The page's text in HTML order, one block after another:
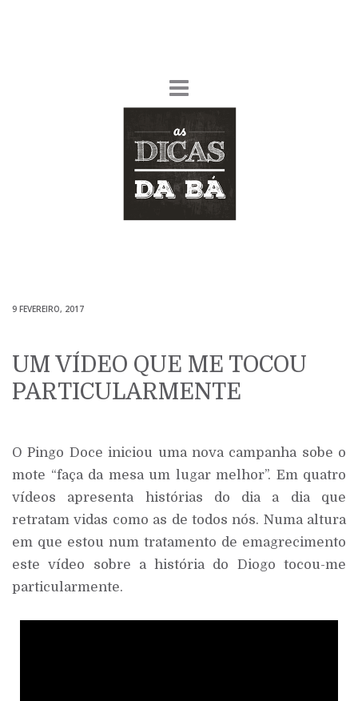
9 FEVEREIRO, 2017
UM VÍDEO QUE ME TOCOU
PARTICULARMENTE
O Pingo Doce iniciou uma nova campanha sobe o
mote “faça da mesa um lugar melhor”. Em quatro
vídeos apresenta histórias do dia a dia que
retratam vidas como as de todos nós. Numa altura
em que estou num tratamento de emagrecimento
este vídeo sobre a história do Diogo tocou-me
particularmente.